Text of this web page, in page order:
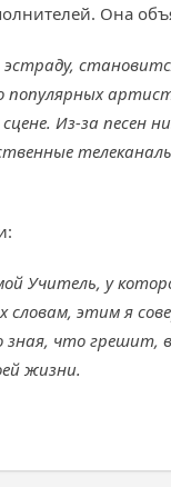
Она
Из-за песен
Учитель, у
словам, этим я
что грешит,
жизни.